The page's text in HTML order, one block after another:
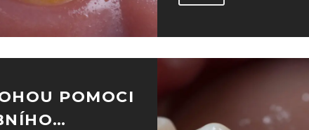
POMOCI